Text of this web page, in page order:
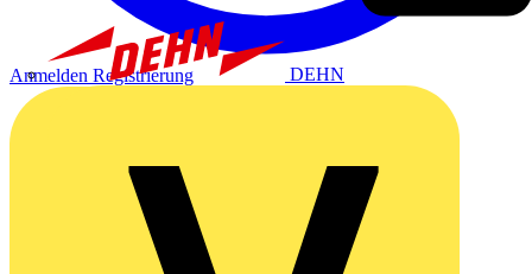
DEHN
Anmelden Registrierung